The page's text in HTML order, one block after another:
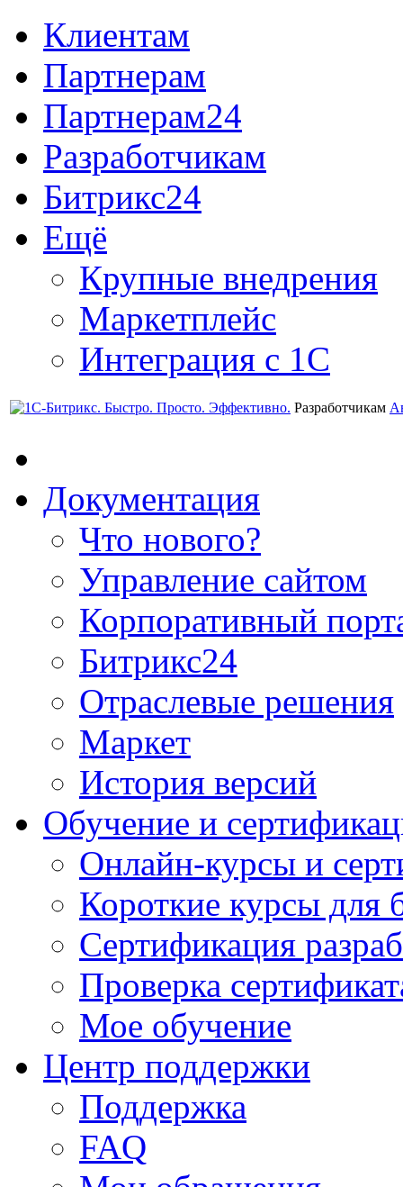
Клиентам
Партнерам
Партнерам24
Разработчикам
Битрикс24
Ещё
Крупные внедрения
Маркетплейс
Интеграция с 1С
Разработчикам
Документация
Что нового?
Управление сайтом
Корпоративный
Битрикс24
Отраслевые решения
Маркет
История версий
Обучение и
Онлайн-курсы и
Короткие курсы для
Сертификация
Проверка
Мое обучение
Центр поддержки
Поддержка
FAQ